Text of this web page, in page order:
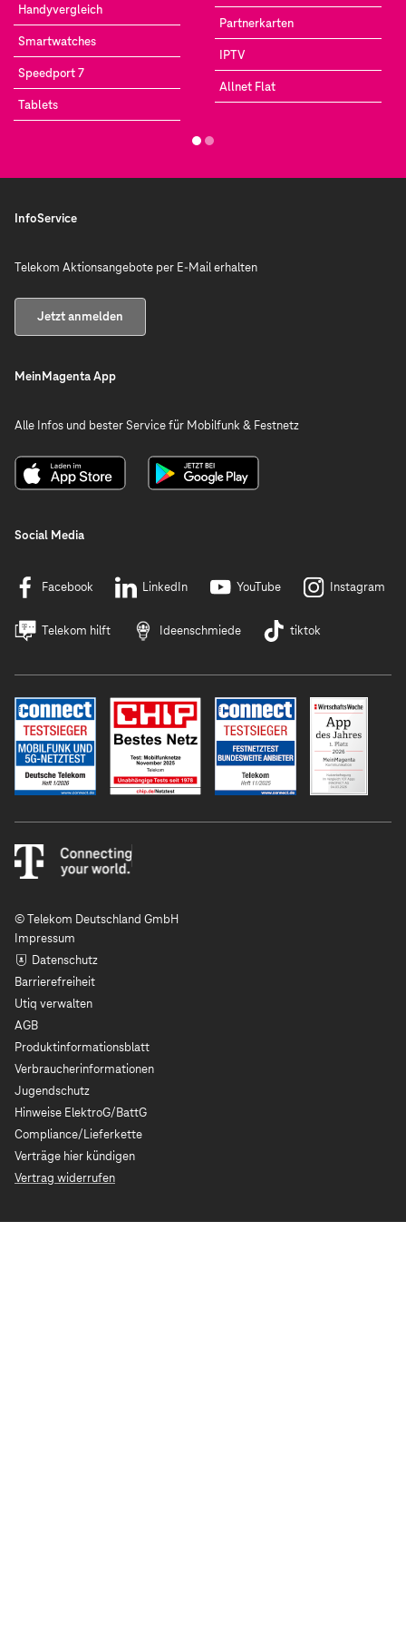
Handyvergleich
Smartwatches
Speedport 7
Tablets
Partnerkarten
IPTV
Allnet Flat
InfoService
Telekom Aktionsangebote per E-Mail erhalten
Jetzt anmelden
MeinMagenta App
Alle Infos und bester Service für Mobilfunk & Festnetz
Social Media
Facebook LinkedIn YouTube Instagram
Telekom hilft Ideenschmiede tiktok
© Telekom Deutschland GmbH
Impressum
Datenschutz
Barrierefreiheit
Utiq verwalten
AGB
Produktinformationsblatt
Verbraucherinformationen
Jugendschutz
Hinweise ElektroG/BattG
Compliance/Lieferkette
Verträge hier kündigen
Vertrag widerrufen